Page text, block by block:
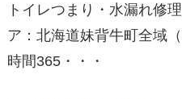
トイレつまり・水漏れ修
ア：北海道妹背牛町全域
時間365・・・